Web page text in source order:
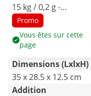
15 kg / 0,2 g -
22,8 x 28 cm - 80 h
d'autonomie -
3 écrans LCD
Promo
Vous êtes sur cette
page
Dimensions (LxlxH)
35 x 28.5 x 12.5 cm
Addition